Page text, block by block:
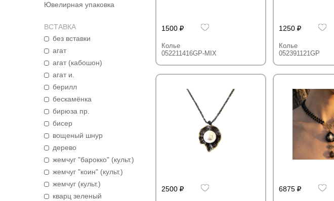
Ювелирная упаковка
ВСТАВКА
без вставки
агат
агат (кабошон)
агат и.
берилл
бескамёнка
бирюза пр.
бисер
вощеный шнур
дерево
жемчуг "барокко" (культ.)
жемчуг "коин" (культ.)
жемчуг (культ.)
кварц зеленый
1500
Колье
052211416GP-MIX
1250
Колье
052391121GP
2500 6875